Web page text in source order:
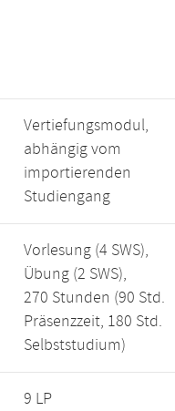
Vertiefungsmodul,
abhängig vom
importierenden
Studiengang
Vorlesung (4 SWS),
Übung (2 SWS),
270 Stunden (90 Std.
Präsenzzeit, 180 Std.
Selbststudium)
9 LP